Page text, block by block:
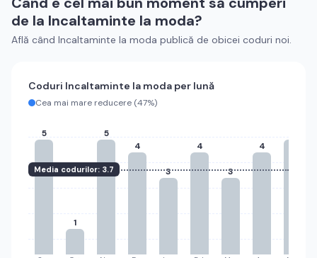
de la Incaltaminte la moda?
Află când Incaltaminte la moda publică de obicei coduri noi.
Coduri Incaltaminte la moda per lună
Cea mai mare reducere (47%)
Media codurilor: 3.7
5
1
5
4
3
4
3
4